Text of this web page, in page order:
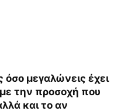
όσο μεγαλώνεις έχει
την προσοχή που
και το αν